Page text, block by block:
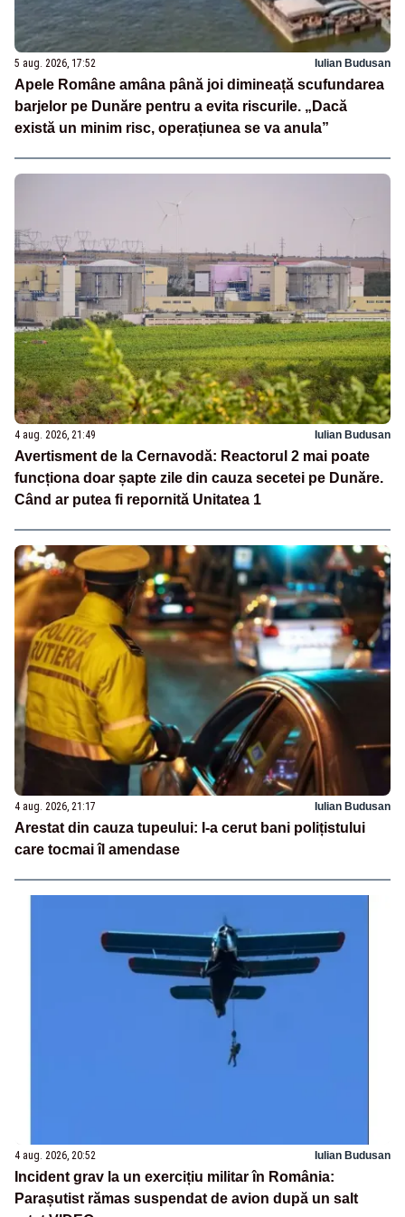
5 aug. 2026, 17:52 Iulian Budusan
Apele Române amâna până joi dimineață scufundarea
barjelor pe Dunăre pentru a evita riscurile. „Dacă
există un minim risc, operațiunea se va anula”
4 aug. 2026, 21:49 Iulian Budusan
Avertisment de la Cernavodă: Reactorul 2 mai poate
funcționa doar șapte zile din cauza secetei pe Dunăre.
Când ar putea fi repornită Unitatea 1
4 aug. 2026, 21:17 Iulian Budusan
Arestat din cauza tupeului: I-a cerut bani polițistului
care tocmai îl amendase
4 aug. 2026, 20:52 Iulian Budusan
Incident grav la un exercițiu militar în România:
Parașutist rămas suspendat de avion după un salt